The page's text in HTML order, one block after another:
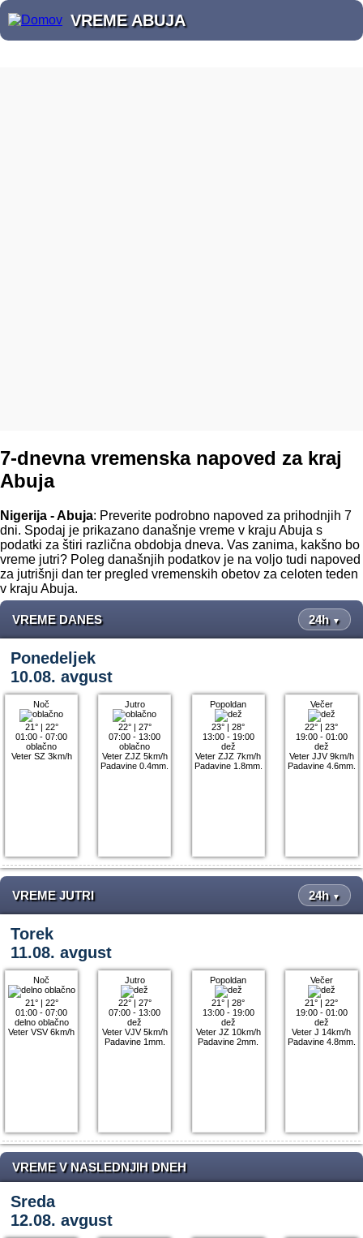
VREME ABUJA
7-dnevna vremenska napoved za kraj
Abuja
Nigerija - Abuja: Preverite podrobno napoved za prihodnjih 7
dni. Spodaj je prikazano današnje vreme v kraju Abuja s
podatki za štiri različna obdobja dneva. Vas zanima, kakšno bo
vreme jutri? Poleg današnjih podatkov je na voljo tudi napoved
za jutrišnji dan ter pregled vremenskih obetov za celoten teden
v kraju Abuja.
VREME DANES 24h ▼
Ponedeljek
10.08. avgust
Noč
21°| 22°
01:00 - 07:00
oblačno
Veter SZ 3km/h
Jutro
22°| 27°
07:00 - 13:00
oblačno
Veter ZJZ 5km/h
Padavine 0.4mm.
Popoldan
23° |28°
13:00 - 19:00
dež
Veter ZJZ 7km/h
Padavine 1.8mm.
Večer
22° |23°
19:00 - 01:00
dež
Veter JJV 9km/h
Padavine 4.6mm.
VREME JUTRI 24h ▼
Torek
11.08. avgust
Noč
21°| 22°
01:00 - 07:00
delno oblačno
Veter VSV 6km/h
Jutro
22°| 27°
07:00 - 13:00
dež
Veter VJV 5km/h
Padavine 1mm.
Popoldan
21° |28°
13:00 - 19:00
dež
Veter JZ 10km/h
Padavine 2mm.
Večer
21° |22°
19:00 - 01:00
dež
Veter J 14km/h
Padavine 4.8mm.
VREME V NASLEDNJIH DNEH
Sreda
12.08. avgust